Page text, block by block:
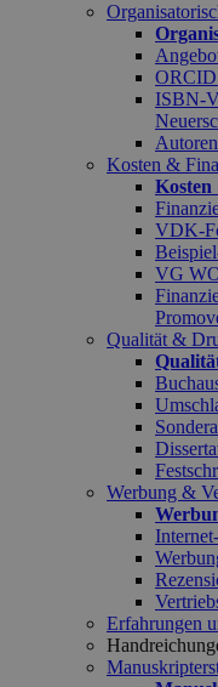
ISBN-
Kosten &
VDK-
VG
Qualität &
Werbung &
Erfahrungen